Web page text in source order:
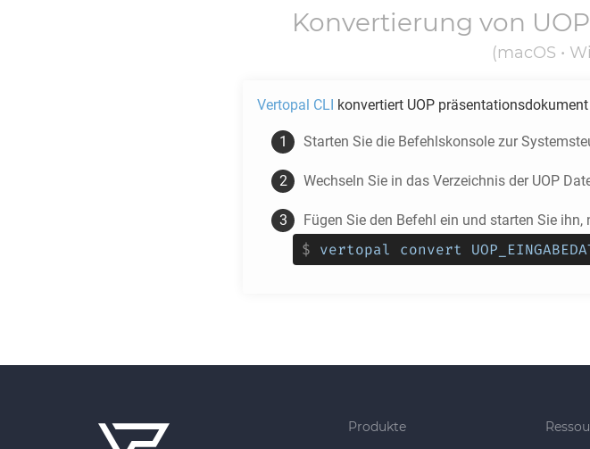
Konvertierung von UOP
(macOS •
Vertopal CLI konvertiert UOP
Starten Sie die Befehlskonsole zur
Wechseln Sie in das Verzeichnis der UOP
Fügen Sie den Befehl ein und starten Sie ihn,
$ vertopal convert
Produkte